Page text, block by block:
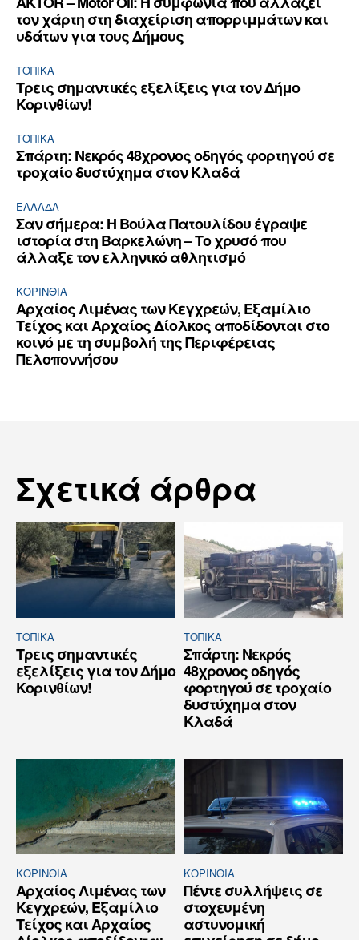
τον χάρτη στη διαχείριση απορριμμάτων και
υδάτων για τους Δήμους
ΤΟΠΙΚΑ
Τρεις σημαντικές εξελίξεις για τον Δήμο
Κορινθίων!
ΤΟΠΙΚΑ
Σπάρτη: Νεκρός 48χρονος οδηγός φορτηγού σε
τροχαίο δυστύχημα στον Κλαδά
ΕΛΛΆΔΑ
Σαν σήμερα: Η Βούλα Πατουλίδου έγραψε
ιστορία στη Βαρκελώνη – Το χρυσό που
άλλαξε τον ελληνικό αθλητισμό
ΚΟΡΙΝΘΊΑ
Αρχαίος Λιμένας των Κεγχρεών, Εξαμίλιο
Τείχος και Aρχαίος Δίολκος αποδίδονται στο
κοινό με τη συμβολή της Περιφέρειας
Πελοποννήσου
Σχετικά άρθρα
ΤΟΠΙΚΑ
Τρεις σημαντικές
εξελίξεις για τον Δήμο
Κορινθίων!
ΤΟΠΙΚΑ
Σπάρτη: Νεκρός
48χρονος οδηγός
φορτηγού σε τροχαίο
δυστύχημα στον
Κλαδά
ΚΟΡΙΝΘΊΑ
Αρχαίος Λιμένας των
Κεγχρεών, Εξαμίλιο
Τείχος και Aρχαίος
ΚΟΡΙΝΘΊΑ
Πέντε συλλήψεις σε
στοχευμένη
αστυνομική